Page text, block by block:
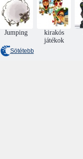
Buborékbáj
Jumping
kirakós
játékok
Sötétebb